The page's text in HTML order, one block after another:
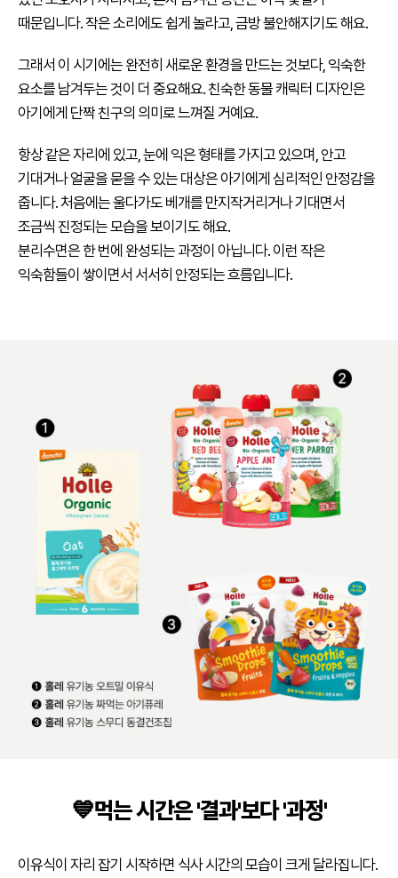
때문입니다. 작은 소리에도 쉽게 놀라고, 금방 불안해지기도 해요.
그래서 이 시기에는 완전히 새로운 환경을 만드는 것보다, 익숙한
요소를 남겨두는 것이 더 중요해요. 친숙한 동물 캐릭터 디자인은
아기에게 단짝 친구의 의미로 느껴질 거예요.
항상 같은 자리에 있고, 눈에 익은 형태를 가지고 있으며, 안고
기대거나 얼굴을 묻을 수 있는 대상은 아기에게 심리적인 안정감을
줍니다. 처음에는 울다가도 베개를 만지작거리거나 기대면서
조금씩 진정되는 모습을 보이기도 해요.
분리수면은 한 번에 완성되는 과정이 아닙니다. 이런 작은
익숙함들이 쌓이면서 서서히 안정되는 흐름입니다.
💙먹는 시간은 '결과'보다 '과정'
이유식이 자리 잡기 시작하면 식사 시간의 모습이 크게 달라집니다.